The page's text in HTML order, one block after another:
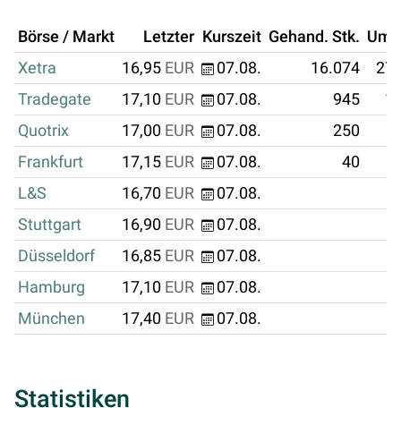
Börse / Markt Letzter Kurszeit Gehand. Stk.
Xetra
16,95 EUR 07.08. 16.074
Tradegate
17,10 EUR 07.08. 945
Quotrix
17,00 EUR 07.08. 250
Frankfurt
17,15 EUR 07.08.
40
L&S
16,70 EUR
07.08.
Stuttgart
16,90 EUR
07.08.
Düsseldorf
16,85 EUR
07.08.
Hamburg
17,10 EUR
07.08.
München
17,40 EUR 07.08.
Statistiken